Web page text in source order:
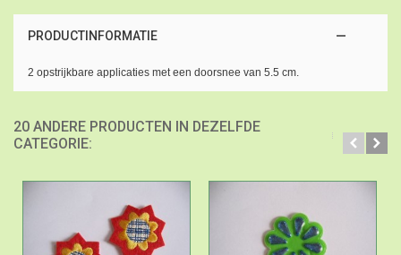
PRODUCTINFORMATIE
2 opstrijkbare applicaties met een doorsnee van 5.5 cm.
20 ANDERE PRODUCTEN IN DEZELFDE
CATEGORIE: